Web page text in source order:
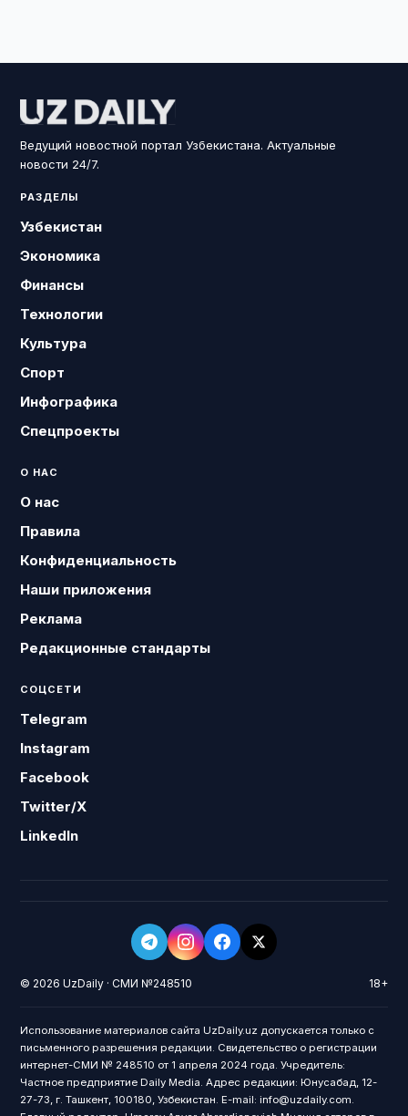
Ведущий новостной портал Узбекистана. Актуальные
новости 24/7.
РАЗДЕЛЫ
Узбекистан
Экономика
Финансы
Технологии
Культура
Спорт
Инфографика
Спецпроекты
О НАС
О нас
Правила
Конфиденциальность
Наши приложения
Реклама
Редакционные стандарты
СОЦСЕТИ
Telegram
Instagram
Facebook
Twitter/X
LinkedIn
© 2026 UzDaily · СМИ №248510 18+
Использование материалов сайта UzDaily.uz допускается только с
письменного разрешения редакции. Свидетельство о регистрации
интернет-СМИ № 248510 от 1 апреля 2024 года. Учредитель:
Частное предприятие Daily Media. Адрес редакции: Юнусабад, 12-
27-73, г. Ташкент, 100180, Узбекистан. E-mail: info@uzdaily.com.